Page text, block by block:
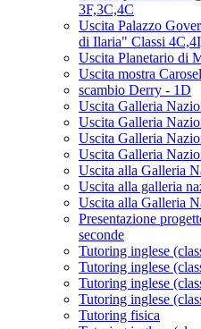
3F,3C,4C
Uscita Palazzo
di Ilaria" Classi
Uscita Planetario di
Uscita mostra
scambio Derry - 1D
Uscita Galleria
Uscita Galleria
Uscita Galleria
Uscita Galleria
Uscita alla Galleria
Uscita alla galleria
Uscita alla Galleria
Presentazione
seconde
Tutoring inglese
Tutoring inglese
Tutoring inglese
Tutoring inglese
Tutoring fisica